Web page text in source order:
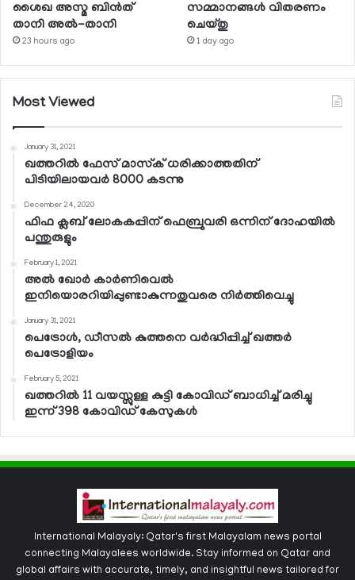
ശൈഖ അസ്മ ബിന്‍ത്
താനി അല്‍-താനി
23 hours ago
സമ്മാനങ്ങള്‍ വിതരണം
ചെയ്തു
1 day ago
Most Viewed
January 31, 2021
ഖത്തറില്‍ ഫേസ് മാസ്‌ക് ധരിക്കാത്തതിന്
പിടിയിലായവര്‍ 8000 കടന്നു
December 24, 2020
ഫിഫ ക്ലബ് ലോകകപ്പിന് ഫെബ്രുവരി ഒന്നിന് ദോഹയില്‍
പന്തുരുളും
February 1, 2021
അല്‍ ഖോര്‍ കാര്‍ണിവെല്‍
ഇനിയൊരറിയിപ്പുണ്ടാകുന്നതുവരെ നിര്‍ത്തിവെച്ചു
January 31, 2021
പെട്രോള്‍, ഡീസല്‍ കുത്തനെ വര്‍ദ്ധിപ്പിച്ച് ഖത്തര്‍
പെട്രോളിയം
February 5, 2021
ഖത്തറില്‍ 11 വയസ്സുള്ള കുട്ടി കോവിഡ് ബാധിച്ച് മരിച്ചു
ഇന്ന് 398 കോവിഡ് കേസുകള്‍
International Malayaly: Qatar's first Malayalam news portal
connecting Malayalees worldwide. Stay informed on Qatar and
global affairs with accurate, timely, and insightful news tailored for